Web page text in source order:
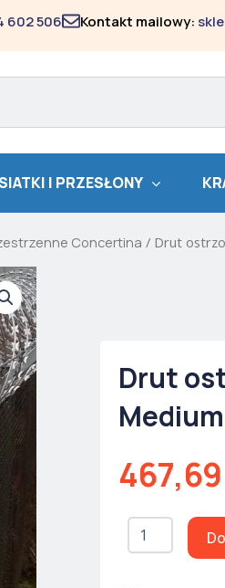
602 506 Kontakt mailowy:
I PRZESŁONY
Concertina / Drut
Drut
Medium
467,69
ilość
Drut